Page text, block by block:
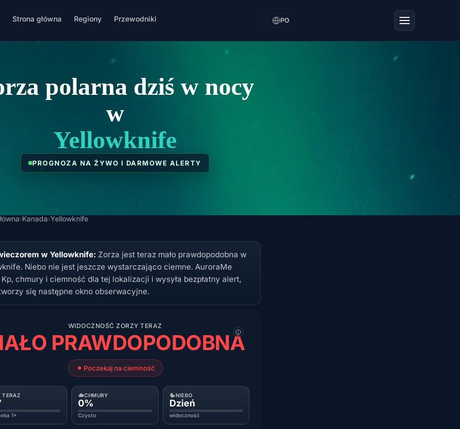
Strona główna Regiony Przewodniki PO
polarna dziś w nocy
w
Yellowknife
PROGNOZA NA ŻYWO I DARMOWE ALERTY
›Kanada›Yellowknife
w Yellowknife: Zorza jest teraz mało prawdopodobna w
Niebo nie jest jeszcze wystarczająco ciemne. AuroraMe
chmury i ciemność dla tej lokalizacji i wysyła bezpłatny alert,
się następne okno obserwacyjne.
WIDOCZNOŚĆ ZORZY TERAZ
PRAWDOPODOBNA
Poczekaj na ciemność
TERAZ
1+
CHMURY
0%
Czysto
NIEBO
Dzień
widoczność